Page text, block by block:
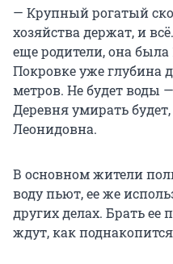
— Крупный рогатый
хозяйства держат, и
еще родители, она была
Покровке уже глубина
метров. Не будет воды
Деревня умирать
Леонидовна.
В основном жители
воду пьют, ее же
других делах. Брать ее
ждут, как